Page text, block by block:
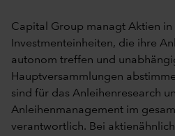
Capital Group managt Aktien in
Investmenteinheiten, die ihre
autonom treffen und
Hauptversammlungen
sind für das Anleihenresearch
Anleihenmanagement im
verantwortlich. Bei